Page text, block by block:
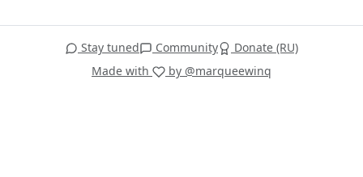
Stay tuned Community
Donate (RU)
Made with
by @marqueewinq